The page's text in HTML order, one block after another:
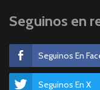
Seguinos en
Seguinos En
Seguinos En X